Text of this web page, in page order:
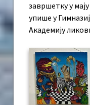
завршетку у
упише у
Академију